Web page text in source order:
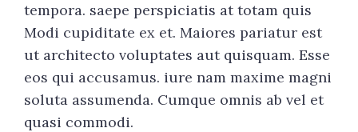
tempora. saepe perspiciatis at totam quis
Modi cupiditate ex et. Maiores pariatur est
ut architecto voluptates aut quisquam. Esse
eos qui accusamus. iure nam maxime magni
soluta assumenda. Cumque omnis ab vel et
quasi commodi.